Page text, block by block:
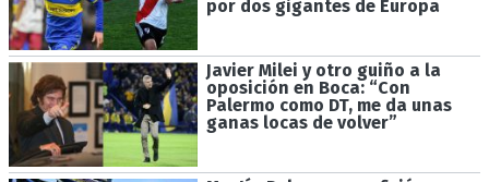
por dos gigantes de Europa
Javier Milei y otro guiño a la
oposición en Boca: “Con
Palermo como DT, me da unas
ganas locas de volver”